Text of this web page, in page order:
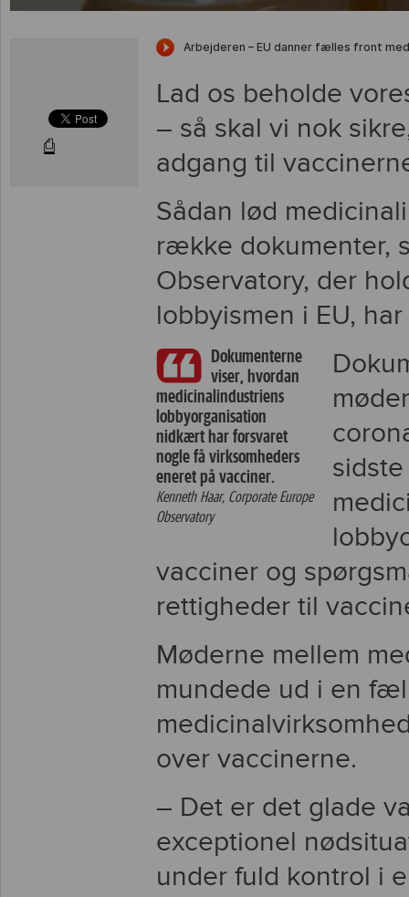
⎙
Lad os beholde
– så skal vi nok
adgang til
Sådan lød
række dokumenter,
Observatory, der
lobbyismen i EU,
Dokumenterne
viser, hvordan
medicinalindustriens
lobbyorganisation
nidkært har forsvaret
nogle få virksomheders
eneret på vacciner.
Kenneth Haar, Corporate Europe
Observatory
vacciner og
rettigheder til
Møderne mellem
mundede ud i en
over vaccinerne.
– Det er det glade
exceptionel
under fuld kontrol i